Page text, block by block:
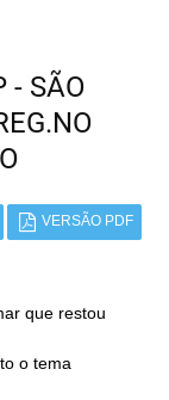
- SÃO
VERSÃO PDF
que restou